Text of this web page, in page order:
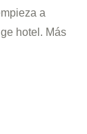
a
hotel. Más